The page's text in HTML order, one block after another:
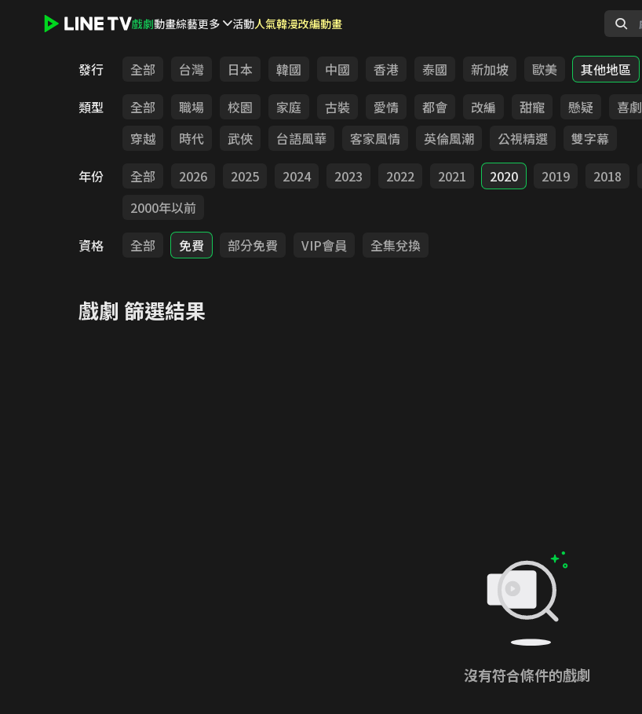
戲劇動畫綜藝更多 活動人氣韓漫改編動畫
發行 全部 台灣 日本 韓國 中國 香港 泰國 新加坡 歐美
其他地區
類型
全部 職場 校園 家庭 古裝 愛情 都會 改編 甜寵 懸疑 喜劇
穿越
時代 武俠 台語風華 客家風情 英倫風潮 公視精選
雙字幕
年份
全部 2026 2025 2024 2023 2022 2021 2020 2019 2018
2000年以前
資格
全部 免費 部分免費 VIP會員 全集兌換
戲劇 篩選結果
沒有符合條件的戲劇